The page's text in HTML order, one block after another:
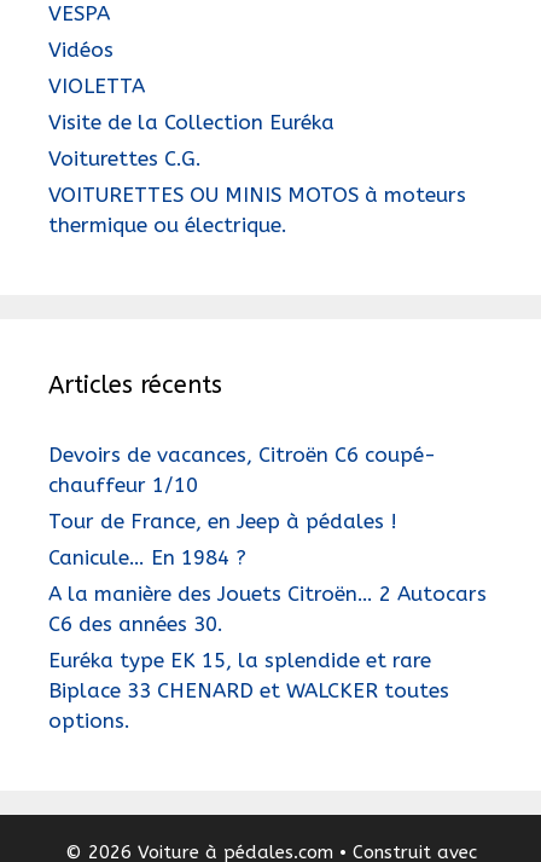
VESPA
Vidéos
VIOLETTA
Visite de la Collection Euréka
Voiturettes C.G.
VOITURETTES OU MINIS MOTOS à moteurs
thermique ou électrique.
Articles récents
Devoirs de vacances, Citroën C6 coupé-
chauffeur 1/10
Tour de France, en Jeep à pédales !
Canicule… En 1984 ?
A la manière des Jouets Citroën… 2 Autocars
C6 des années 30.
Euréka type EK 15, la splendide et rare
Biplace 33 CHENARD et WALCKER toutes
options.
© 2026 Voiture à pédales.com • Construit avec